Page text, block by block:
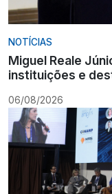
NOTÍCIAS
Miguel Reale
instituições e
06/08/2026